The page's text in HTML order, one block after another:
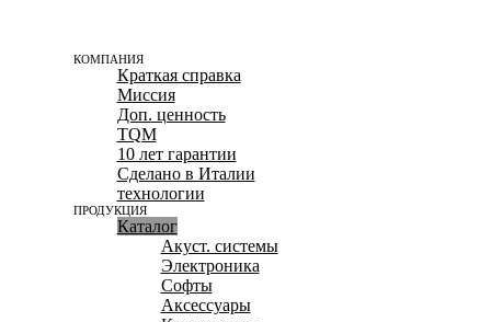
КОМПАНИЯ
Краткая справка
Миссия
Доп. ценность
TQM
10 лет гарантии
Сделано в Италии
технологии
ПРОДУКЦИЯ
Каталог
Акуст. системы
Электроника
Софты
Aксессуары